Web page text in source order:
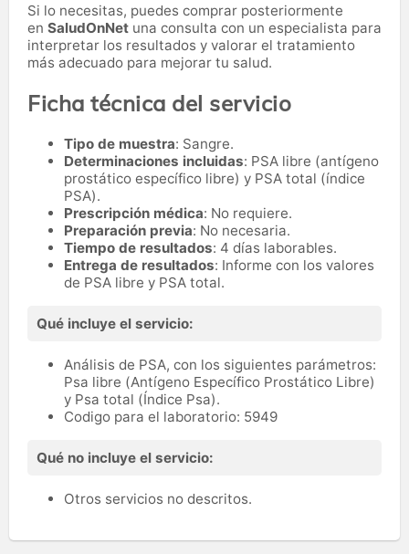
Si lo necesitas, puedes comprar posteriormente
en SaludOnNet una consulta con un especialista para
interpretar los resultados y valorar el tratamiento
más adecuado para mejorar tu salud.
Ficha técnica del servicio
Tipo de muestra: Sangre.
Determinaciones incluidas: PSA libre (antígeno
prostático específico libre) y PSA total (índice
PSA).
Prescripción médica: No requiere.
Preparación previa: No necesaria.
Tiempo de resultados: 4 días laborables.
Entrega de resultados: Informe con los valores
de PSA libre y PSA total.
Qué incluye el servicio:
Análisis de PSA, con los siguientes parámetros:
Psa libre (Antígeno Específico Prostático Libre)
y Psa total (Índice Psa).
Codigo para el laboratorio: 5949
Qué no incluye el servicio:
Otros servicios no descritos.